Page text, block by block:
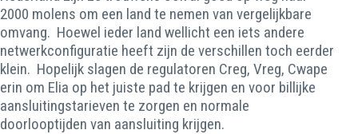
2000 molens om een land te nemen van vergelijkbare
omvang. Hoewel ieder land wellicht een iets andere
netwerkconfiguratie heeft zijn de verschillen toch eerder
klein. Hopelijk slagen de regulatoren Creg, Vreg, Cwape
erin om Elia op het juiste pad te krijgen en voor billijke
aansluitingstarieven te zorgen en normale
doorlooptijden van aansluiting krijgen.